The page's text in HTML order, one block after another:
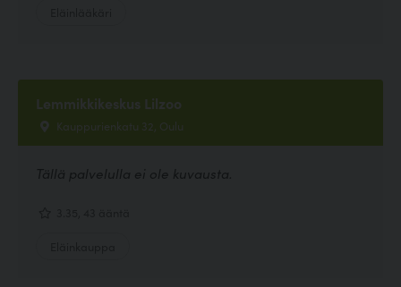
Lemmikkikeskus Lilzoo
Kauppurienkatu 32, Oulu
Tällä palvelulla ei ole kuvausta.